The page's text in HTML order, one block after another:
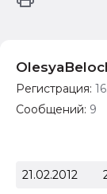
Регистрация:
Сообщений: 9
21.02.2012